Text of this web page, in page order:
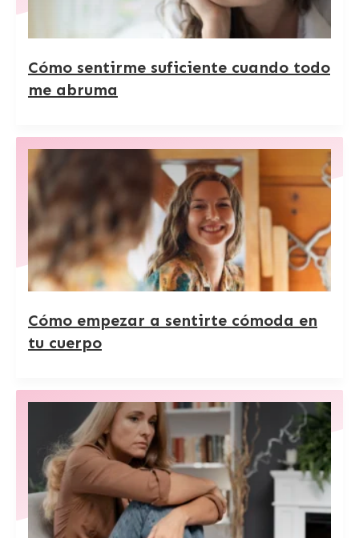
Cómo sentirme suficiente cuando todo
me abruma
Cómo empezar a sentirte cómoda en
tu cuerpo